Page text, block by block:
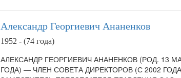
Александр Георгиевич Ананенков
1952 - (74 года)
АЛЕКСАНДР ГЕОРГИЕВИЧ АНАНЕНКОВ (РОД. 13
ГОДА) — ЧЛЕН СОВЕТА ДИРЕКТОРОВ (С 2002